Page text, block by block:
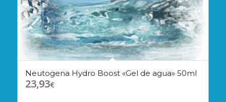
Neutogena Hydro Boost «Gel de agua» 50ml
23,93€